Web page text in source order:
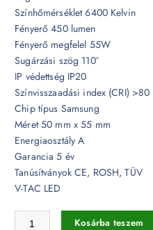
Színhőmérséklet 6400 Kelvin
Fényerő 450 lumen
Fényerő megfelel 55W
Sugárzási szög 110°
IP védettség IP20
Színvisszaadási index (CRI) >80
Chip típus Samsung
Méret 50 mm x 55 mm
Energiaosztály A
Garancia 5 év
Tanúsítványok CE, ROSH, TÜV
V-TAC LED
Dimmelhető 6,5W LED
Kosárba teszem